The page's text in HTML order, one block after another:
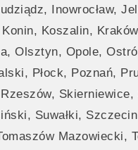
Inowrocław,
Konin, Koszalin,
Olsztyn, Opole,
Płock, Poznań,
Suwałki,
Mazowiecki,